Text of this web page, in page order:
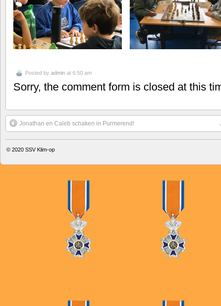
Posted by admin at 6:50 am
Sorry, the comment form is closed at this
Jonathan en Caleb schaken in Purmerend!
© 2020 SSV Klim-op